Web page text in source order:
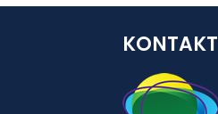
KONTAKT